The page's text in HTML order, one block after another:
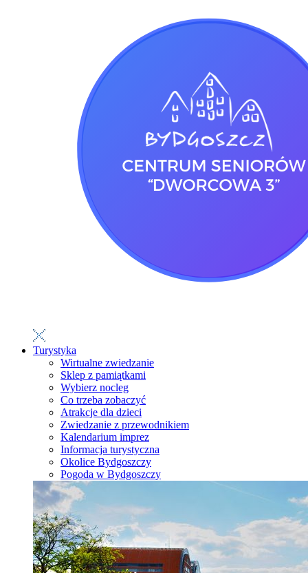
Turystyka
Wirtualne zwiedzanie
Sklep z pamiątkami
Wybierz nocleg
Co trzeba zobaczyć
Atrakcje dla dzieci
Zwiedzanie z przewodnikiem
Kalendarium imprez
Informacja turystyczna
Okolice Bydgoszczy
Pogoda w Bydgoszczy